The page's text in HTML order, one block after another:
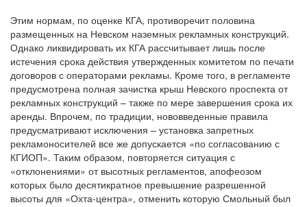
Этим нормам, по оценке КГА, противоречит половина
размещенных на Невском наземных рекламных конструкций.
Однако ликвидировать их КГА рассчитывает лишь после
истечения срока действия утвержденных комитетом по печати
договоров с операторами рекламы. Кроме того, в регламенте
предусмотрена полная зачистка крыш Невского проспекта от
рекламных конструкций – также по мере завершения срока их
аренды. Впрочем, по традиции, нововведенные правила
предусматривают исключения – установка запретных
рекламоносителей все же допускается «по согласованию с
КГИОП». Таким образом, повторяется ситуация с
«отклонениями» от высотных регламентов, апофеозом
которых было десятикратное превышение разрешенной
высоты для «Охта-центра», отменить которую Смольный был